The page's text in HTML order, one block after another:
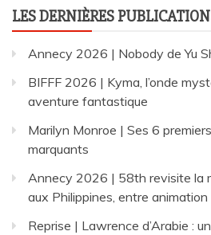
LES DERNIÈRES
Annecy 2026 | Nobody de Yu
BIFFF 2026 | Kyma, l’onde
aventure fantastique
Marilyn Monroe | Ses 6
marquants
Annecy 2026 | 58th revisite la
aux Philippines, entre animation
Reprise | Lawrence d’Arabie :